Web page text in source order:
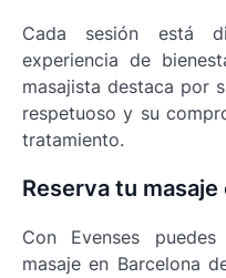
Cada sesión está
experiencia de
masajista destaca por
respetuoso y su
tratamiento.
Reserva tu
Con Evenses
masaje en Barcelona